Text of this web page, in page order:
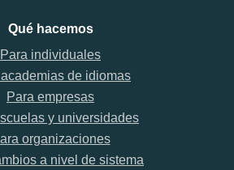
Qué hacemos
Para individuales
de idiomas
Para empresas
y universidades
organizaciones
a nivel de sistema